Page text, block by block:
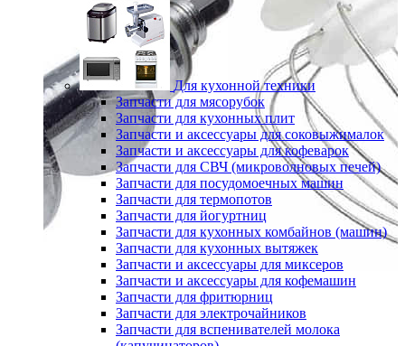
Для кухонной техники
Запчасти для мясорубок
Запчасти для кухонных плит
Запчасти и аксессуары для соковыжималок
Запчасти и аксессуары для кофеварок
Запчасти для СВЧ (микроволновых печей)
Запчасти для посудомоечных машин
Запчасти для термопотов
Запчасти для йогуртниц
Запчасти для кухонных комбайнов (машин)
Запчасти для кухонных вытяжек
Запчасти и аксессуары для миксеров
Запчасти и аксессуары для кофемашин
Запчасти для фритюрниц
Запчасти для электрочайников
Запчасти для вспенивателей молока